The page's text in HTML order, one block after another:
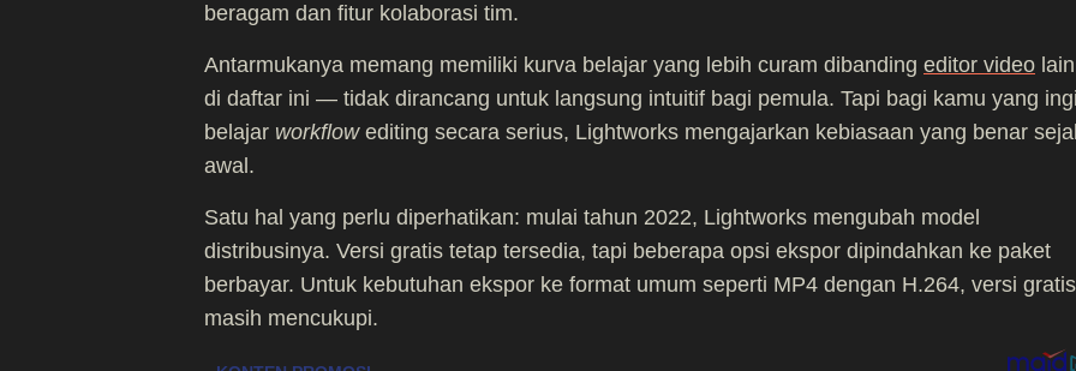
beragam dan fitur kolaborasi tim.
Antarmukanya memang memiliki kurva belajar yang lebih curam dibanding editor video lain
di daftar ini — tidak dirancang untuk langsung intuitif bagi pemula. Tapi bagi kamu yang
belajar workflowediting secara serius, Lightworks mengajarkan kebiasaan yang benar
awal.
Satu hal yang perlu diperhatikan: mulai tahun 2022, Lightworks mengubah model
distribusinya. Versi gratis tetap tersedia, tapi beberapa opsi ekspor dipindahkan ke paket
berbayar. Untuk kebutuhan ekspor ke format umum seperti MP4 dengan H.264, versi gratis
masih mencukupi.